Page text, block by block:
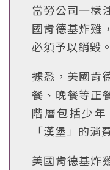
當勞公司一樣
國肯德基炸雞
必須予以銷毀。
據悉，美國肯
餐、晚餐等正
階層包括少
「漢堡」的消
美國肯德基炸